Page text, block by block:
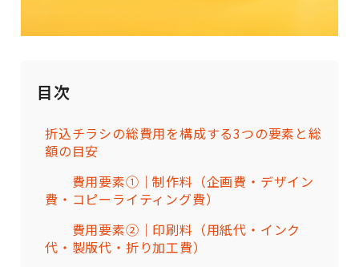
目次
折込チラシの総費用を構成する3つの要素と総
額の目安
費用要素①｜制作料（企画費・デザイン
費・コピーライティング費）
費用要素②｜印刷料（用紙代・インク
代・製版代・折り加工費）